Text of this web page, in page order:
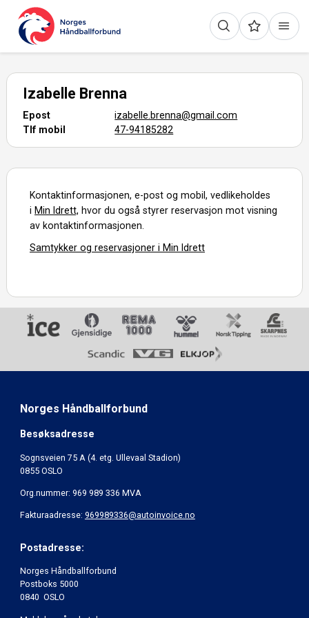
Izabelle Brenna
Epost
izabelle.brenna@gmail.com
Tlf mobil
47-94185282
Kontaktinformasjonen, e-post og mobil, vedlikeholdes
i Min Idrett, hvor du også styrer reservasjon mot visning
av kontaktinformasjonen.
Samtykker og reservasjoner i Min Idrett
Norges Håndballforbund
Besøksadresse
Sognsveien 75 A (4. etg. Ullevaal Stadion)
0855 OSLO
Org.nummer: 969 989 336 MVA
Fakturaadresse: 969989336@autoinvoice.no
Postadresse:
Norges Håndballforbund
Postboks 5000
0840 OSLO